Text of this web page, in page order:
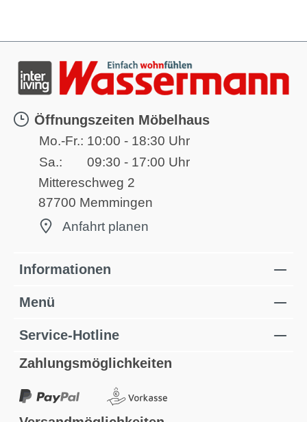
Öffnungszeiten Möbelhaus
Mo.-Fr.: 10:00 - 18:30 Uhr
Sa.:
09:30 - 17:00 Uhr
Mittereschweg 2
87700 Memmingen
Anfahrt planen
Informationen
Menü
Service-Hotline
Zahlungsmöglichkeiten